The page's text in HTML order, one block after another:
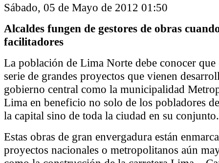
Sábado, 05 de Mayo de 2012 01:50
Alcaldes fungen de gestores de obras
facilitadores
La población de Lima Norte debe conocer que
serie de grandes proyectos que vienen
gobierno central como la municipalidad
Lima en beneficio no solo de los pobladores
la capital sino de toda la ciudad en su conjunto.
Estas obras de gran envergadura están
proyectos nacionales o metropolitanos aún